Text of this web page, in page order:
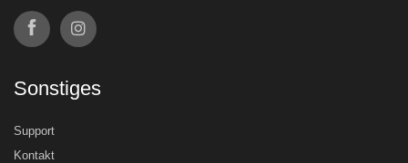
Sonstiges
Support
Kontakt